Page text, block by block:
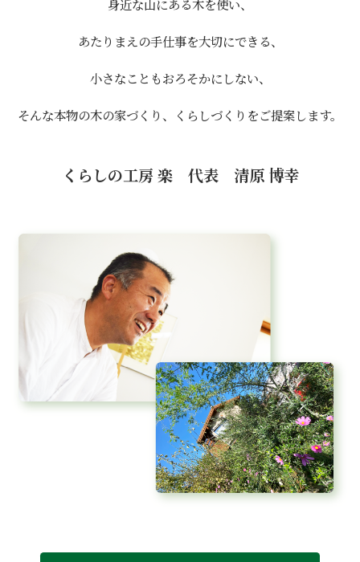
身近な山にある木を使い、
あたりまえの手仕事を大切にできる、
小さなこともおろそかにしない、
そんな本物の木の家づくり、くらしづくりをご提案します。
くらしの工房 楽 代表 清原 博幸